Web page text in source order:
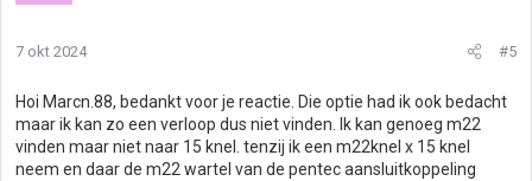
7 okt 2024 #5
Hoi Marcn.88, bedankt voor je reactie. Die optie had ik ook bedacht
maar ik kan zo een verloop dus niet vinden. Ik kan genoeg m22
vinden maar niet naar 15 knel. tenzij ik een m22knel x 15 knel
neem en daar de m22 wartel van de pentec aansluitkoppeling